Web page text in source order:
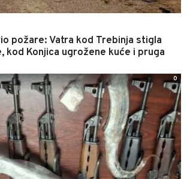
požare: Vatra kod Trebinja stigla
kod Konjica ugrožene kuće i pruga
0